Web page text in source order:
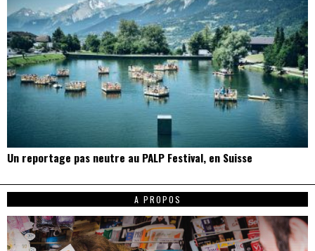
Un reportage pas neutre au PALP Festival, en Suisse
A PROPOS